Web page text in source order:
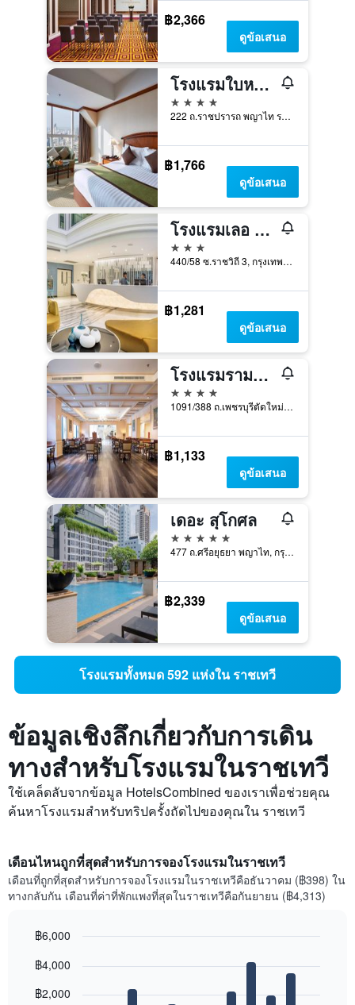
฿2,366
ดูข้อเสนอ
โรงแรมใบหยกสกาย
4 ดาว
222 ถ.ราชปรารถ พญาไท ราชเทวี กรุงเทพฯ, กรุงเทพมหานคร, ประเทศไทย
฿1,766
ดูข้อเสนอ
โรงแรมเลอ ธาดา พาร์ควิว
3 ดาว
440/58 ซ.ราชวิถี 3, กรุงเทพมหานคร, ประเทศไทย
฿1,281
ดูข้อเสนอ
โรงแรมรามาดา เดมา กรุงเทพฯ
4 ดาว
1091/388 ถ.เพชรบุรีตัดใหม่ กรุงเทพฯ, กรุงเทพมหานคร, ประเทศไทย
฿1,133
ดูข้อเสนอ
เดอะ สุโกศล
5 ดาว
477 ถ.ศรีอยุธยา พญาไท, กรุงเทพมหานคร, ประเทศไทย
฿2,339
ดูข้อเสนอ
โรงแรมทั้งหมด 592 แห่งใน ราชเทวี
ข้อมูลเชิงลึกเกี่ยวกับการเดิน
ทางสำหรับโรงแรมในราชเทวี
ใช้เคล็ดลับจากข้อมูล HotelsCombined ของเราเพื่อช่วยคุณ
ค้นหาโรงแรมสำหรับทริปครั้งถัดไปของคุณใน ราชเทวี
เดือนไหนถูกที่สุดสำหรับการจองโรงแรมในราชเทวี
เดือนที่ถูกที่สุดสำหรับการจองโรงแรมในราชเทวีคือธันวาคม (฿398) ใน
ทางกลับกัน เดือนที่ค่าที่พักแพงที่สุดในราชเทวีคือกันยายน (฿4,313)
chart
12
graphic.
฿2,000
฿4,000
฿6,000